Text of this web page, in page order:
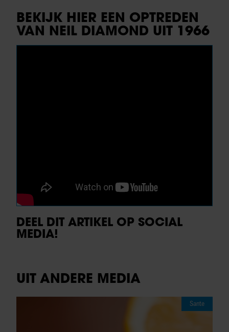
BEKIJK HIER EEN OPTREDEN
VAN NEIL DIAMOND UIT 1966
DEEL DIT ARTIKEL OP SOCIAL
MEDIA!
UIT ANDERE MEDIA
Sante